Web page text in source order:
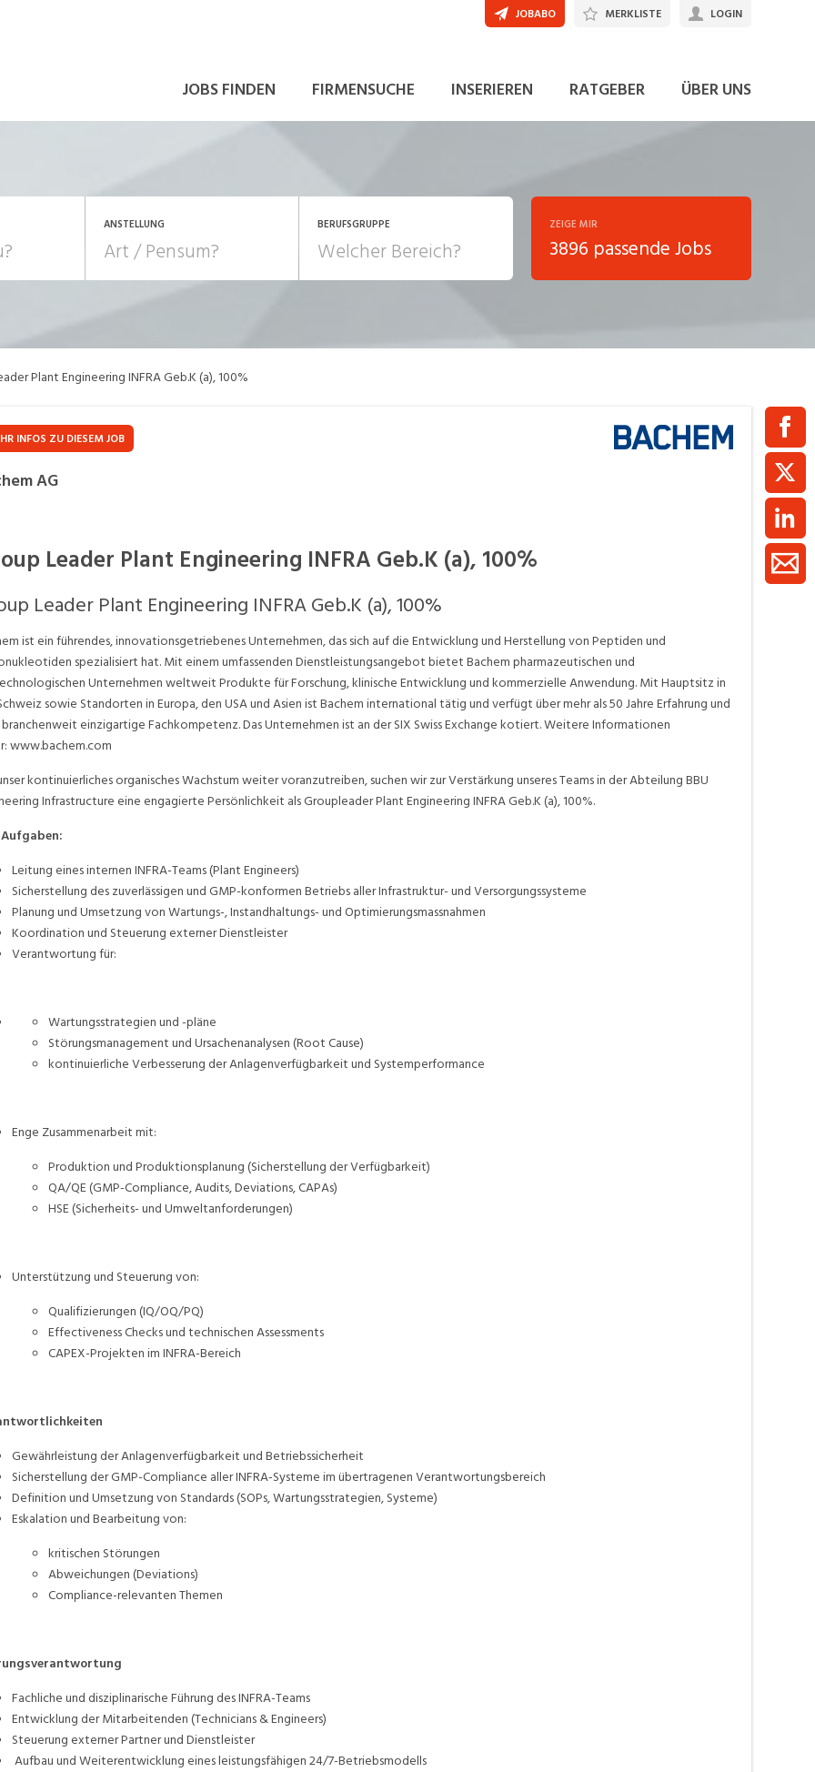
JOBS FINDEN FIRMENSUCHE INSERIEREN RATGEBER ÜBER UNS
JOBABO MERKLISTE LOGIN
ANSTELLUNG
Temporär (befristet)
BERUFSGRUPPE
Human Resources
Controlling, Treuhand,
Facility Management,
Körperpflege, Wellness
Elektronik, Optik
Medizin, Gesundheitswesen,
Pflege
Handel, Kundenberatung,
ZEIGE MIR
3896 passende Jobs
Plant Engineering INFRA Geb.K (a), 100%
JETZT BEWERBEN
INFOS ZU DIESEM JOB
AG
Leader Plant Engineering INFRA Geb.K (a), 100%
Leader Plant Engineering INFRA Geb.K (a), 100%
ist ein führendes, innovationsgetriebenes Unternehmen, das sich auf die Entwicklung und Herstellung von Peptiden und
spezialisiert hat. Mit einem umfassenden Dienstleistungsangebot bietet Bachem pharmazeutischen und
Unternehmen weltweit Produkte für Forschung, klinische Entwicklung und kommerzielle Anwendung. Mit Hauptsitz in
sowie Standorten in Europa, den USA und Asien ist Bachem international tätig und verfügt über mehr als 50 Jahre Erfahrung und
einzigartige Fachkompetenz. Das Unternehmen ist an der SIX Swiss Exchange kotiert. Weitere Informationen
www.bachem.com
kontinuierliches organisches Wachstum weiter voranzutreiben, suchen wir zur Verstärkung unseres Teams in der Abteilung BBU
Infrastructure eine engagierte Persönlichkeit als Groupleader Plant Engineering INFRA Geb.K (a), 100%.
Leitung eines internen INFRA-Teams (Plant Engineers)
Sicherstellung des zuverlässigen und GMP-konformen Betriebs aller Infrastruktur- und Versorgungssysteme
Planung und Umsetzung von Wartungs-, Instandhaltungs- und Optimierungsmassnahmen
Koordination und Steuerung externer Dienstleister
Verantwortung für:
Wartungsstrategien und -pläne
Störungsmanagement und Ursachenanalysen (Root Cause)
kontinuierliche Verbesserung der Anlagenverfügbarkeit und Systemperformance
Enge Zusammenarbeit mit:
Produktion und Produktionsplanung (Sicherstellung der Verfügbarkeit)
QA/QE (GMP-Compliance, Audits, Deviations, CAPAs)
HSE (Sicherheits- und Umweltanforderungen)
Unterstützung und Steuerung von:
Qualifizierungen (IQ/OQ/PQ)
Effectiveness Checks und technischen Assessments
CAPEX-Projekten im INFRA-Bereich
Gewährleistung der Anlagenverfügbarkeit und Betriebssicherheit
Sicherstellung der GMP-Compliance aller INFRA-Systeme im übertragenen Verantwortungsbereich
Definition und Umsetzung von Standards (SOPs, Wartungsstrategien, Systeme)
Eskalation und Bearbeitung von:
kritischen Störungen
Abweichungen (Deviations)
Compliance-relevanten Themen
Fachliche und disziplinarische Führung des INFRA-Teams
Entwicklung der Mitarbeitenden (Technicians & Engineers)
Steuerung externer Partner und Dienstleister
Aufbau und Weiterentwicklung eines leistungsfähigen 24/7-Betriebsmodells